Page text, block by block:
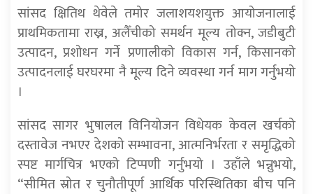
सांसद क्षितिथ थेवेले तमोर जलाशयशयुक्त आयोजनालाई
प्राथमिकतामा राख्न, अलैँचीको समर्थन मूल्य तोक्न, जडीबुटी
उत्पादन, प्रशोधन गर्ने प्रणालीको विकास गर्न, किसानको
उत्पादनलाई घरघरमा नै मूल्य दिने व्यवस्था गर्न माग गर्नुभयो
।
सांसद सागर भुषालल विनियोजन विधेयक केवल खर्चको
दस्तावेज नभएर देशको सम्भावना, आत्मनिर्भरता र समृद्धिको
स्पष्ट मार्गचित्र भएको टिप्पणी गर्नुभयो । उहाँले भन्नुभयो,
“सीमित स्रोत र चुनौतीपूर्ण आर्थिक परिस्थितिका बीच पनि